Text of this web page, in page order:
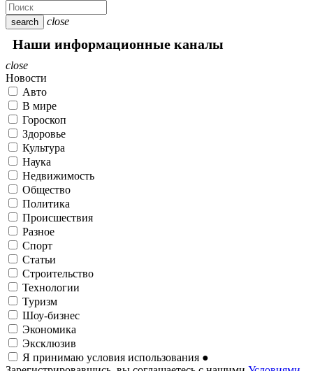
search close
Наши информационные каналы
close
Новости
Авто
В мире
Гороскоп
Здоровье
Культура
Наука
Недвижимость
Общество
Политика
Происшествия
Разное
Спорт
Статьи
Строительство
Технологии
Туризм
Шоу-бизнес
Экономика
Эксклюзив
Я принимаю условия использования ●